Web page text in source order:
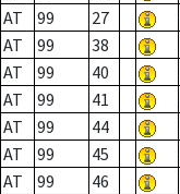
AT
99 27
AT
99 38
AT
99 40
AT
99 41
AT
99 44
AT
99 45
AT
99 46